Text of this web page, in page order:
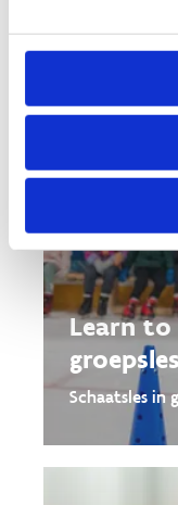
Learn to
groepsles
Schaatsles in